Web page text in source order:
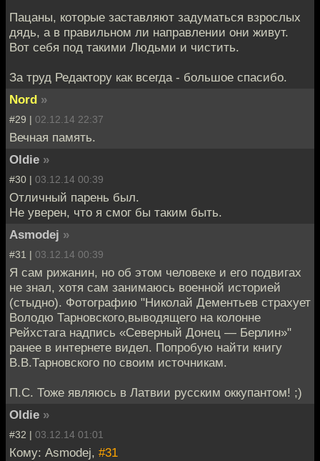
Пацаны, которые заставляют задуматься взрослых
дядь, а в правильном ли направлении они живут.
Вот себя под такими Людьми и чистить.
За труд Редактору как всегда - большое спасибо.
Nord »
#29 | 02.12.14 22:37
Вечная память.
Oldie »
#30 | 03.12.14 00:39
Отличный парень был.
Не уверен, что я смог бы таким быть.
Asmodej »
#31 | 03.12.14 00:39
Я сам рижанин, но об этом человеке и его подвигах
не знал, хотя сам занимаюсь военной историей
(стыдно). Фотографию "Николай Дементьев страхует
Володю Тарновского,выводящего на колонне
Рейхстага надпись «Северный Донец — Берлин»"
ранее в интернете видел. Попробую найти книгу
В.В.Тарновского по своим источникам.
П.С. Тоже являюсь в Латвии русским оккупантом! ;)
Oldie »
#32 | 03.12.14 01:01
Кому: Asmodej, #31